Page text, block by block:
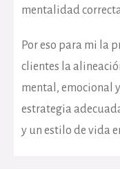
mentalidad
Por eso para mi la
clientes la
mental, emocional
estrategia
y un estilo de vida